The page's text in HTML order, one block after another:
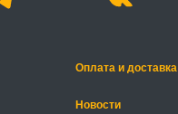
Оплата и доставка
Новости